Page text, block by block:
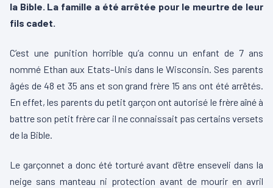
la Bible. La famille a été arrêtée pour le meurtre de leur
fils cadet.
C’est une punition horrible qu’a connu un enfant de 7 ans
nommé Ethan aux Etats-Unis dans le Wisconsin. Ses parents
âgés de 48 et 35 ans et son grand frère 15 ans ont été arrêtés.
En effet, les parents du petit garçon ont autorisé le frère aîné à
battre son petit frère car il ne connaissait pas certains versets
de la Bible.
Le garçonnet a donc été torturé avant d’être enseveli dans la
neige sans manteau ni protection avant de mourir en avril